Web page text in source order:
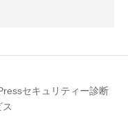
セキュリティー診断